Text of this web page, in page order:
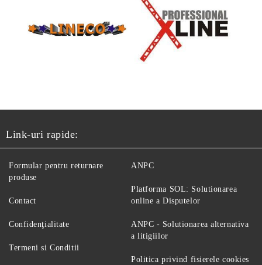
Link-uri rapide:
Formular pentru returnare
produse
Contact
Confidenţialitate
Termeni si Conditii
ANPC
Platforma SOL: Solutionarea
online a Disputelor
ANPC - Solutionarea alternativa
a litigiilor
Politica privind fisierele cookies